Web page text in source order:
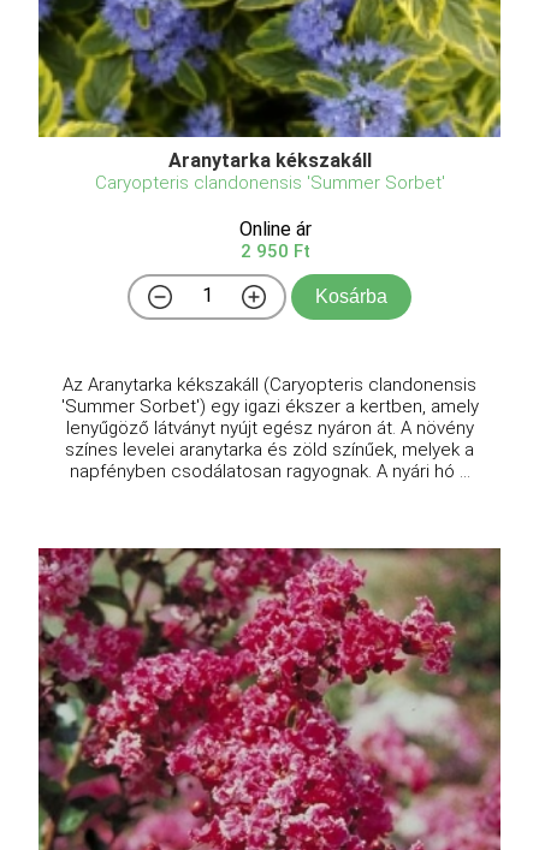
Aranytarka kékszakáll
Caryopteris clandonensis 'Summer Sorbet'
Online ár
2 950 Ft
Kosárba
Az Aranytarka kékszakáll (Caryopteris clandonensis
'Summer Sorbet') egy igazi ékszer a kertben, amely
lenyűgöző látványt nyújt egész nyáron át. A növény
színes levelei aranytarka és zöld színűek, melyek a
napfényben csodálatosan ragyognak. A nyári hó ...